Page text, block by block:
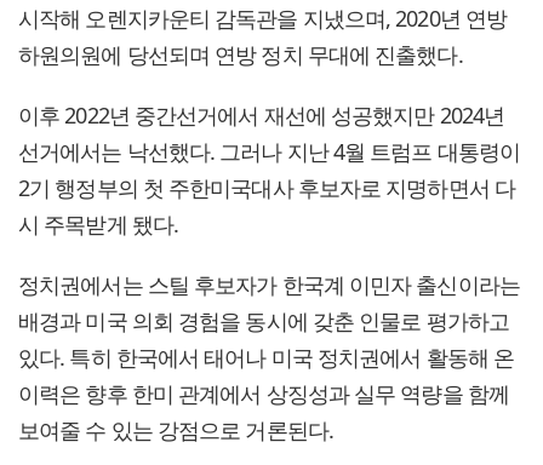
시작해 오렌지카운티 감독관을 지냈으며, 2020년 연방
하원의원에 당선되며 연방 정치 무대에 진출했다.
이후 2022년 중간선거에서 재선에 성공했지만 2024년
선거에서는 낙선했다. 그러나 지난 4월 트럼프 대통령이
2기 행정부의 첫 주한미국대사 후보자로 지명하면서 다
시 주목받게 됐다.
정치권에서는 스틸 후보자가 한국계 이민자 출신이라는
배경과 미국 의회 경험을 동시에 갖춘 인물로 평가하고
있다. 특히 한국에서 태어나 미국 정치권에서 활동해 온
이력은 향후 한미 관계에서 상징성과 실무 역량을 함께
보여줄 수 있는 강점으로 거론된다.